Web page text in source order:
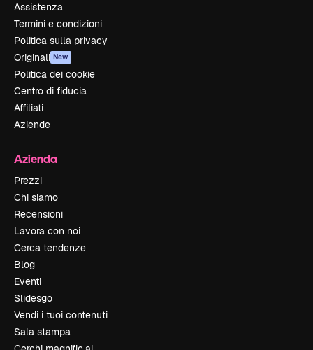
Assistenza
Termini e condizioni
Politica sulla privacy
Originali New
Politica dei cookie
Centro di fiducia
Affiliati
Aziende
Azienda
Prezzi
Chi siamo
Recensioni
Lavora con noi
Cerca tendenze
Blog
Eventi
Slidesgo
Vendi i tuoi contenuti
Sala stampa